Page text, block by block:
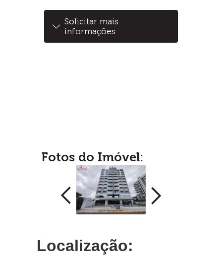
Solicitar mais
informações
Fotos do Imóvel:
Localização: